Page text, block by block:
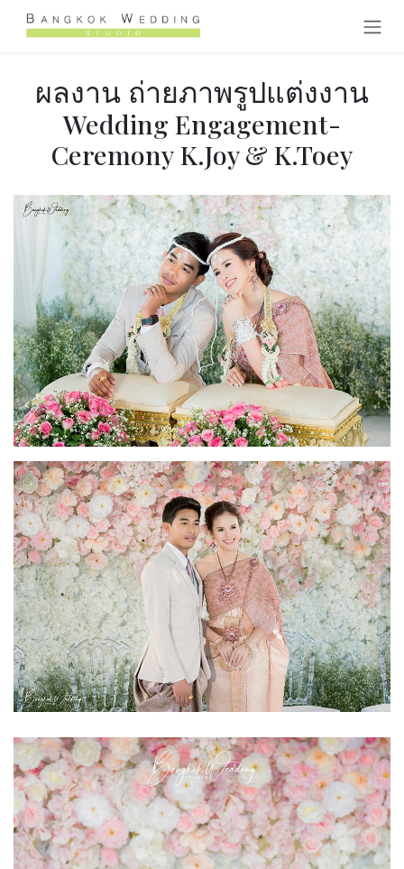
Skip to Content
ผลงาน ถ่ายภาพรูปแต่งงาน
Wedding Engagement-
Ceremony K.Joy & K.Toey